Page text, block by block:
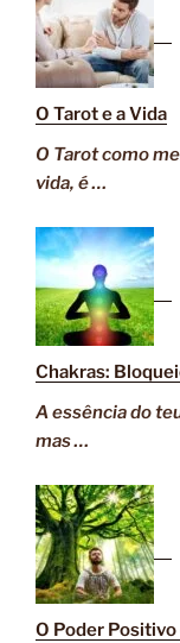
O Tarot e a Vida
O Tarot como
vida, é …
Chakras:
A essência do
mas …
O Poder